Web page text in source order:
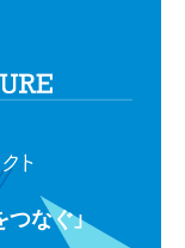
つなぐ」